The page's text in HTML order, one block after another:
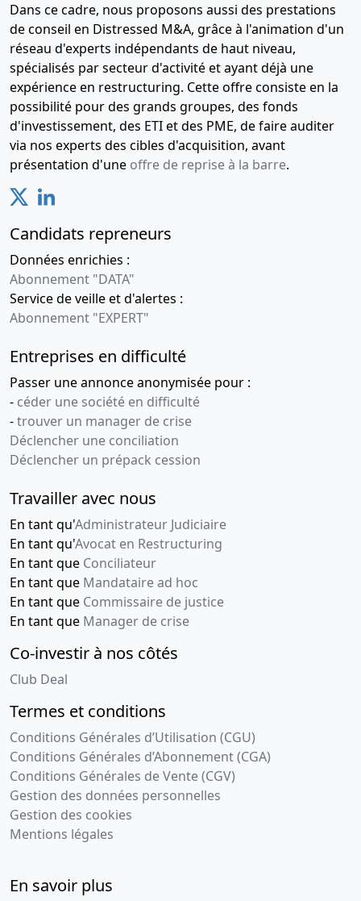
Dans ce cadre, nous proposons aussi des prestations
de conseil en Distressed M&A, grâce à l'animation d'un
réseau d'experts indépendants de haut niveau,
spécialisés par secteur d'activité et ayant déjà une
expérience en restructuring. Cette offre consiste en la
possibilité pour des grands groupes, des fonds
d'investissement, des ETI et des PME, de faire auditer
via nos experts des cibles d'acquisition, avant
présentation d'une offre de reprise à la barre.
Candidats repreneurs
Données enrichies :
Abonnement "DATA"
Service de veille et d'alertes :
Abonnement "EXPERT"
Entreprises en difficulté
Passer une annonce anonymisée pour :
- céder une société en difficulté
-trouver un manager de crise
Déclencher une conciliation
Déclencher un prépack cession
Travailler avec nous
En tant qu'Administrateur Judiciaire
En tant qu'Avocat en Restructuring
En tant que Conciliateur
En tant que Mandataire ad hoc
En tant que Commissaire de justice
En tant que Manager de crise
Co-investir à nos côtés
Club Deal
Termes et conditions
Conditions Générales d’Utilisation (CGU)
Conditions Générales d’Abonnement (CGA)
Conditions Générales de Vente (CGV)
Gestion des données personnelles
Gestion des cookies
Mentions légales
En savoir plus